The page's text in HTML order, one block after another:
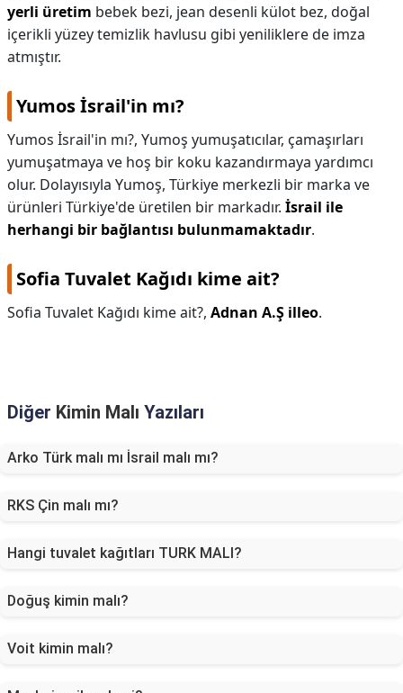
yerli üretim bebek bezi, jean desenli külot bez, doğal
içerikli yüzey temizlik havlusu gibi yeniliklere de imza
atmıştır.
Yumos İsrail'in mı?
Yumos İsrail'in mı?, Yumoş yumuşatıcılar, çamaşırları
yumuşatmaya ve hoş bir koku kazandırmaya yardımcı
olur. Dolayısıyla Yumoş, Türkiye merkezli bir marka ve
ürünleri Türkiye'de üretilen bir markadır. İsrail ile
herhangi bir bağlantısı bulunmamaktadır.
Sofia Tuvalet Kağıdı kime ait?
Sofia Tuvalet Kağıdı kime ait?, Adnan A.Ş illeo.
Diğer Kimin Malı Yazıları
Arko Türk malı mı İsrail malı mı?
RKS Çin malı mı?
Hangi tuvalet kağıtları TURK MALI?
Doğuş kimin malı?
Voit kimin malı?